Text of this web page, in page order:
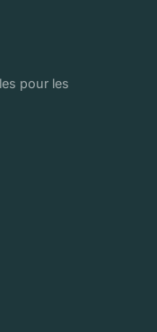
pour les